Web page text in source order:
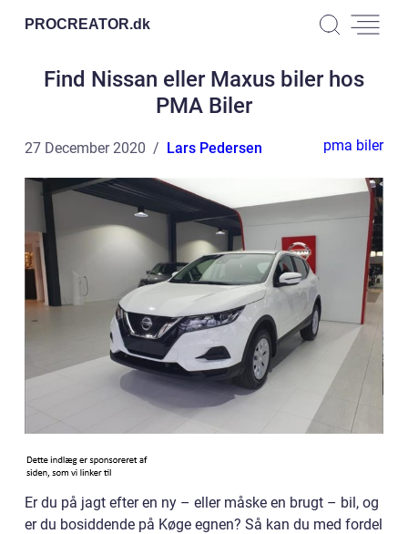
PROCREATOR.dk
Find Nissan eller Maxus biler hos
PMA Biler
27 December 2020 Lars Pedersen pma biler
Er du på jagt efter en ny – eller måske en brugt – bil, og
er du bosiddende på Køge egnen? Så kan du med fordel